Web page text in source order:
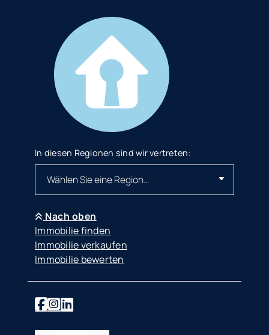
In diesen Regionen sind wir vertreten:
Nach oben
Immobilie finden
Immobilie verkaufen
Immobilie bewerten